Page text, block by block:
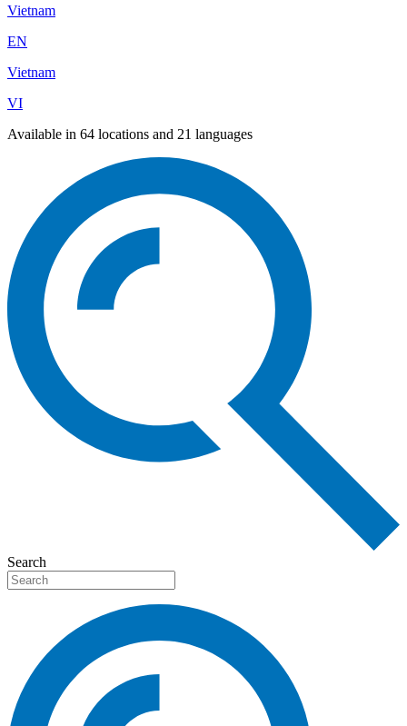
Vietnam
EN
Vietnam
VI
Available in 64 locations and 21 languages
Search